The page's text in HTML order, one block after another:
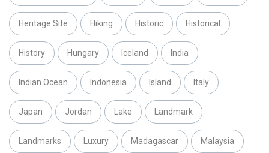
Heritage Site Hiking Historic Historical
History Hungary Iceland India
Indian Ocean Indonesia Island Italy
Japan Jordan Lake Landmark
Landmarks Luxury Madagascar Malaysia